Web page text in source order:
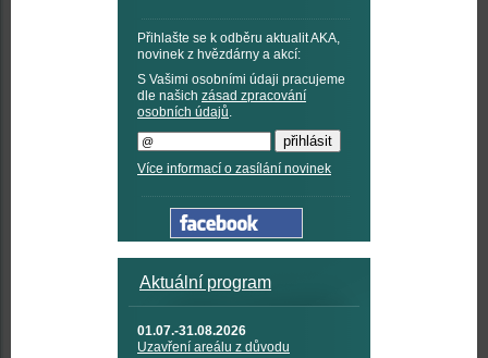
Přihlašte se k odběru aktualit AKA,
novinek z hvězdárny a akcí:
S Vašimi osobními údaji pracujeme
dle našich zásad zpracování
osobních údajů.
Více informací o zasílání novinek
Aktuální program
01.07.-31.08.2026
Uzavření areálu z důvodu